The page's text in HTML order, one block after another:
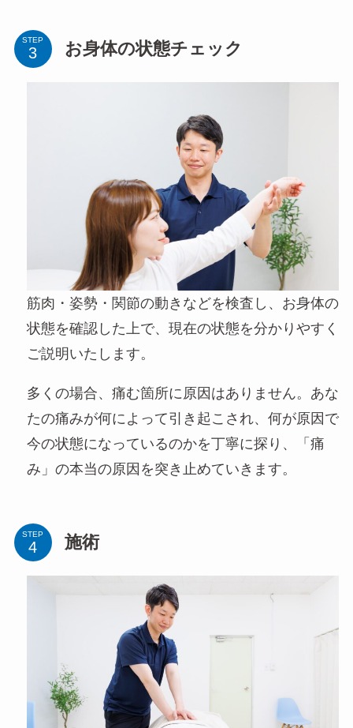
STEP お身体の状態チェック
筋肉・姿勢・関節の動きなどを検査し、お身体の
状態を確認した上で、現在の状態を分かりやすく
ご説明いたします。
多くの場合、痛む箇所に原因はありません。あな
たの痛みが何によって引き起こされ、何が原因で
今の状態になっているのかを丁寧に探り、「痛
み」の本当の原因を突き止めていきます。
STEP 施術